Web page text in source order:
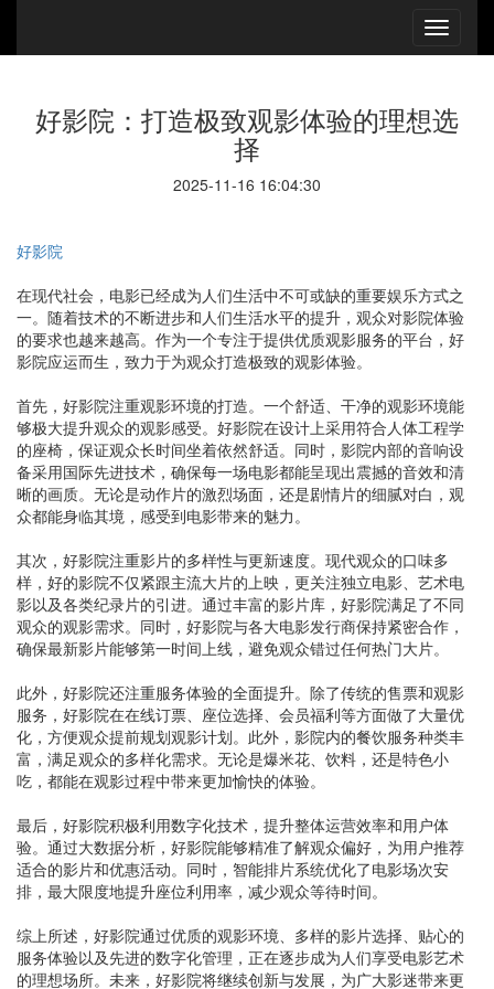
好影院：打造极致观影体验的理想选
择
2025-11-16 16:04:30
好影院
在现代社会，电影已经成为人们生活中不可或缺的重要娱乐方式之
一。随着技术的不断进步和人们生活水平的提升，观众对影院体验
的要求也越来越高。作为一个专注于提供优质观影服务的平台，好
影院应运而生，致力于为观众打造极致的观影体验。
首先，好影院注重观影环境的打造。一个舒适、干净的观影环境能
够极大提升观众的观影感受。好影院在设计上采用符合人体工程学
的座椅，保证观众长时间坐着依然舒适。同时，影院内部的音响设
备采用国际先进技术，确保每一场电影都能呈现出震撼的音效和清
晰的画质。无论是动作片的激烈场面，还是剧情片的细腻对白，观
众都能身临其境，感受到电影带来的魅力。
其次，好影院注重影片的多样性与更新速度。现代观众的口味多
样，好的影院不仅紧跟主流大片的上映，更关注独立电影、艺术电
影以及各类纪录片的引进。通过丰富的影片库，好影院满足了不同
观众的观影需求。同时，好影院与各大电影发行商保持紧密合作，
确保最新影片能够第一时间上线，避免观众错过任何热门大片。
此外，好影院还注重服务体验的全面提升。除了传统的售票和观影
服务，好影院在在线订票、座位选择、会员福利等方面做了大量优
化，方便观众提前规划观影计划。此外，影院内的餐饮服务种类丰
富，满足观众的多样化需求。无论是爆米花、饮料，还是特色小
吃，都能在观影过程中带来更加愉快的体验。
最后，好影院积极利用数字化技术，提升整体运营效率和用户体
验。通过大数据分析，好影院能够精准了解观众偏好，为用户推荐
适合的影片和优惠活动。同时，智能排片系统优化了电影场次安
排，最大限度地提升座位利用率，减少观众等待时间。
综上所述，好影院通过优质的观影环境、多样的影片选择、贴心的
服务体验以及先进的数字化管理，正在逐步成为人们享受电影艺术
的理想场所。未来，好影院将继续创新与发展，为广大影迷带来更